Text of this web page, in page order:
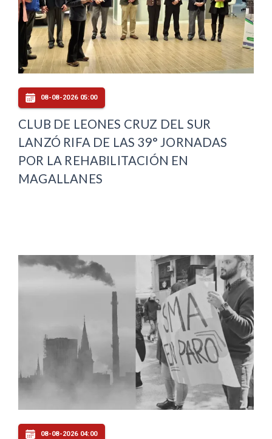
08-08-2026 05:00
CLUB DE LEONES CRUZ DEL SUR
LANZÓ RIFA DE LAS 39° JORNADAS
POR LA REHABILITACIÓN EN
MAGALLANES
08-08-2026 04:00